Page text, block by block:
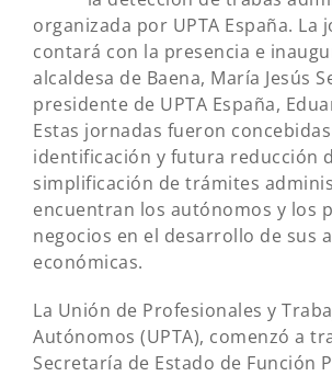
organizada por UPTA España. La
contará con la presencia e
alcaldesa de Baena, María Jesús
presidente de UPTA España,
Estas jornadas fueron
identificación y futura reducción
simplificación de trámites
encuentran los autónomos y los
negocios en el desarrollo de sus
económicas.
La Unión de Profesionales y
Autónomos (UPTA), comenzó a
Secretaría de Estado de Función